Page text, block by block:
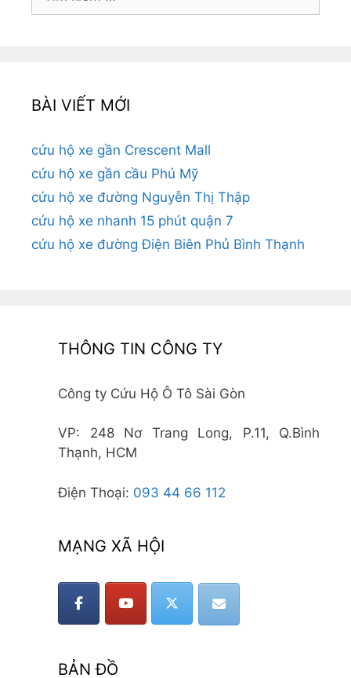
kiếm
BÀI VIẾT MỚI
cứu hộ xe gần Crescent Mall
cứu hộ xe gần cầu Phú Mỹ
cứu hộ xe đường Nguyễn Thị Thập
cứu hộ xe nhanh 15 phút quận 7
cứu hộ xe đường Điện Biên Phủ Bình Thạnh
THÔNG TIN CÔNG TY
Công ty Cứu Hộ Ô Tô Sài Gòn
VP: 248 Nơ Trang Long, P.11, Q.Bình
Thạnh, HCM
Điện Thoại: 093 44 66 112
MẠNG XÃ HỘI
BẢN ĐỒ